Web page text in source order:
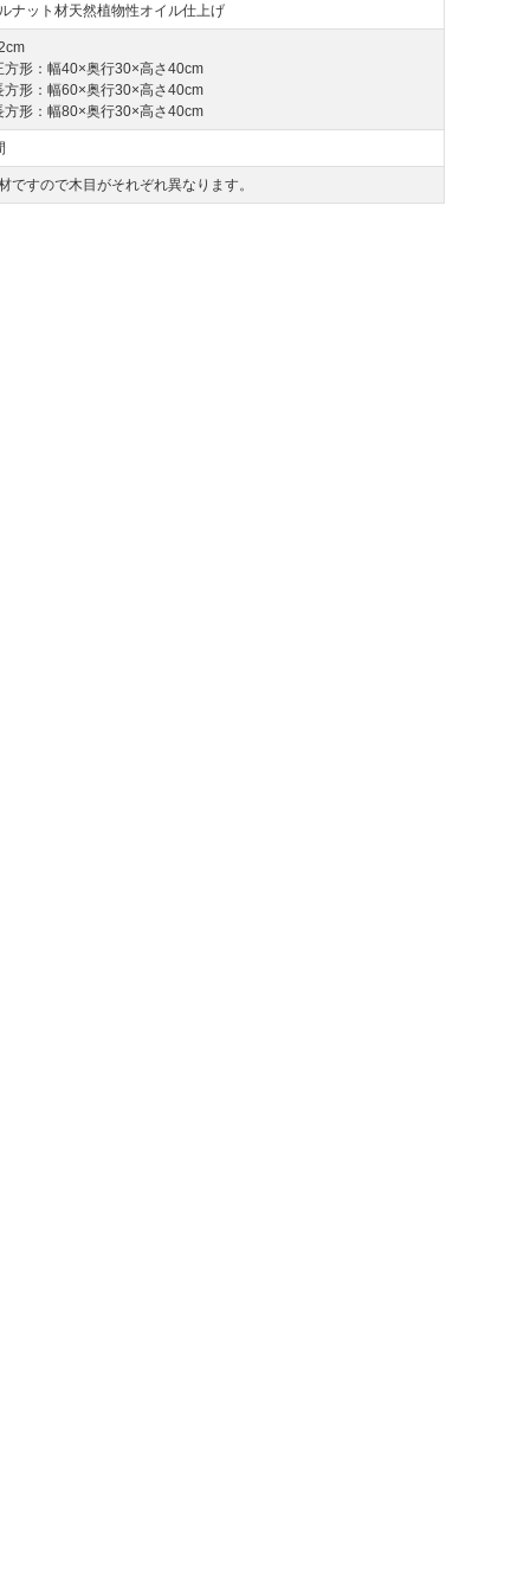
ナット材天然植物性オイル仕上げ
方形：幅40×奥行30×高さ40cm
方形：幅60×奥行30×高さ40cm
方形：幅80×奥行30×高さ40cm
ですので木目がそれぞれ異なります。